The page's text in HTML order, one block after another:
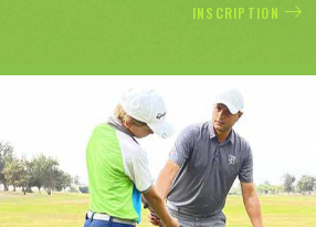
INSCRIPTION